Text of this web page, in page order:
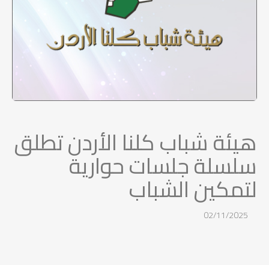
هيئة شباب كلنا الأردن تطلق
سلسلة جلسات حوارية
لتمكين الشباب
02/11/2025